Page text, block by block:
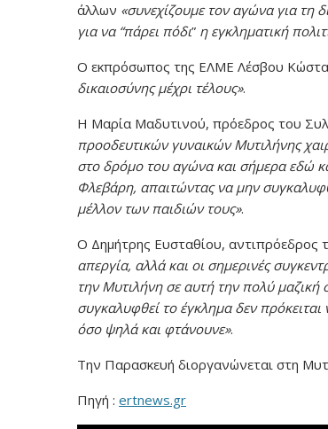
άλλων «συνεχίζουμε τον αγώνα για τη
για να “πάρει πόδι” η εγκληματική
Ο εκπρόσωπος της ΕΛΜΕ Λέσβου
δικαιοσύνης μέχρι τέλους».
Η Μαρία Μαδυτινού, πρόεδρος του
προοδευτικών γυναικών Μυτιλήνης
στο δρόμο του αγώνα και σήμερα εδώ
Φλεβάρη, απαιτώντας να μην
μέλλον των παιδιών τους».
Ο Δημήτρης Ευσταθίου, αντιπρόεδρος
απεργία, αλλά και οι σημερινές
την Μυτιλήνη σε αυτή την πολύ
συγκαλυφθεί το έγκλημα δεν πρόκειται
όσο ψηλά και φτάνουνε».
Την Παρασκευή διοργανώνεται στη
Πηγή : ertnews.gr